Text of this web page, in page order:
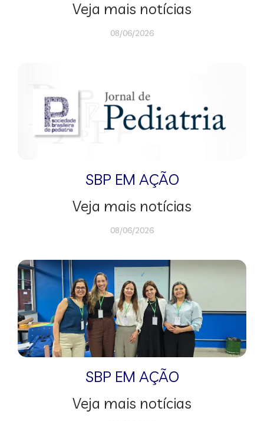
Veja mais notícias
08/06/2026
SBP EM AÇÃO
Veja mais notícias
08/06/2026
SBP EM AÇÃO
Veja mais notícias